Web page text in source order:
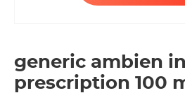
generic ambien
prescription 100